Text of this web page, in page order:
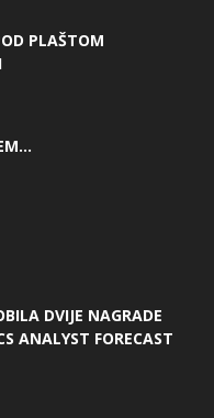
PLAŠTOM
DVIJE NAGRADE
ANALYST FORECAST